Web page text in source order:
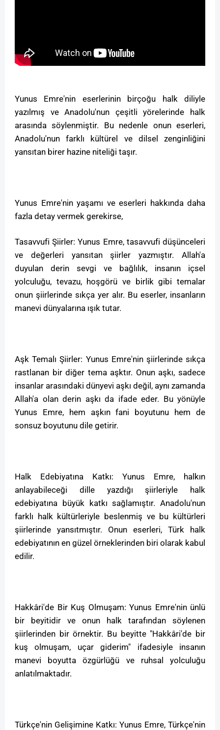
Yunus Emre'nin eserlerinin birçoğu halk diliyle
yazılmış ve Anadolu'nun çeşitli yörelerinde halk
arasında söylenmiştir. Bu nedenle onun eserleri,
Anadolu'nun farklı kültürel ve dilsel zenginliğini
yansıtan birer hazine niteliği taşır.
Yunus Emre'nin yaşamı ve eserleri hakkında daha
fazla detay vermek gerekirse,
Tasavvufi Şiirler: Yunus Emre, tasavvufi düşünceleri
ve değerleri yansıtan şiirler yazmıştır. Allah'a
duyulan derin sevgi ve bağlılık, insanın içsel
yolculuğu, tevazu, hoşgörü ve birlik gibi temalar
onun şiirlerinde sıkça yer alır. Bu eserler, insanların
manevi dünyalarına ışık tutar.
Aşk Temalı Şiirler: Yunus Emre'nin şiirlerinde sıkça
rastlanan bir diğer tema aşktır. Onun aşkı, sadece
insanlar arasındaki dünyevi aşkı değil, aynı zamanda
Allah'a olan derin aşkı da ifade eder. Bu yönüyle
Yunus Emre, hem aşkın fani boyutunu hem de
sonsuz boyutunu dile getirir.
Halk Edebiyatına Katkı: Yunus Emre, halkın
anlayabileceği dille yazdığı şiirleriyle halk
edebiyatına büyük katkı sağlamıştır. Anadolu'nun
farklı halk kültürleriyle beslenmiş ve bu kültürleri
şiirlerinde yansıtmıştır. Onun eserleri, Türk halk
edebiyatının en güzel örneklerinden biri olarak kabul
edilir.
Hakkâri'de Bir Kuş Olmuşam: Yunus Emre'nin ünlü
bir beyitidir ve onun halk tarafından söylenen
şiirlerinden bir örnektir. Bu beyitte "Hakkâri'de bir
kuş olmuşam, uçar giderim" ifadesiyle insanın
manevi boyutta özgürlüğü ve ruhsal yolculuğu
anlatılmaktadır.
Türkçe'nin Gelişimine Katkı: Yunus Emre, Türkçe'nin